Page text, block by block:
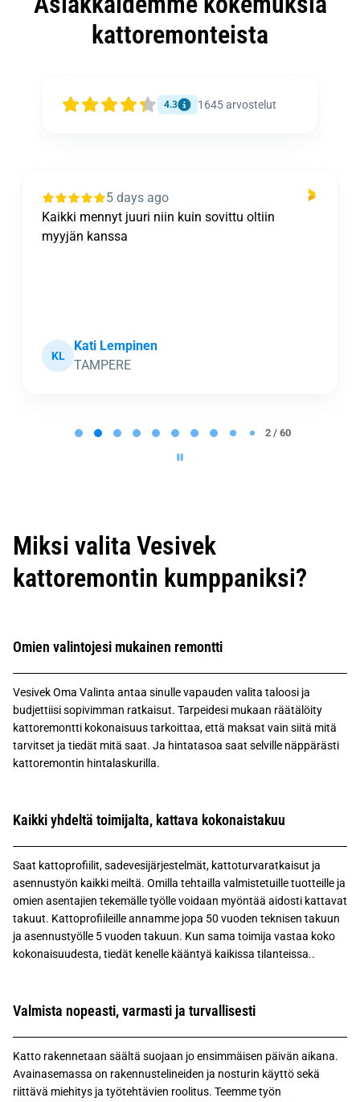
kattoremonteista
4.3 1645arvostelut
5 days ago
Kaikki mennyt juuri niin kuin sovittu oltiin
myyjän kanssa
KL
Kati Lempinen
TAMPERE
0
2 / 60
Miksi valita Vesivek
kattoremontin kumppaniksi?
Omien valintojesi mukainen remontti
Vesivek Oma Valinta antaa sinulle vapauden valita taloosi ja
budjettiisi sopivimman ratkaisut. Tarpeidesi mukaan räätälöity
kattoremontti kokonaisuus tarkoittaa, että maksat vain siitä mitä
tarvitset ja tiedät mitä saat. Ja hintatasoa saat selville näppärästi
kattoremontin hintalaskurilla.
Kaikki yhdeltä toimijalta, kattava kokonaistakuu
Saat kattoprofiilit, sadevesijärjestelmät, kattoturvaratkaisut ja
asennustyön kaikki meiltä. Omilla tehtailla valmistetuille tuotteille ja
omien asentajien tekemälle työlle voidaan myöntää aidosti kattavat
takuut. Kattoprofiileille annamme jopa 50 vuoden teknisen takuun
ja asennustyölle 5 vuoden takuun. Kun sama toimija vastaa koko
kokonaisuudesta, tiedät kenelle kääntyä kaikissa tilanteissa..
Valmista nopeasti, varmasti ja turvallisesti
Katto rakennetaan säältä suojaan jo ensimmäisen päivän aikana.
Avainasemassa on rakennustelineiden ja nosturin käyttö sekä
riittävä miehitys ja työtehtävien roolitus. Teemme työn